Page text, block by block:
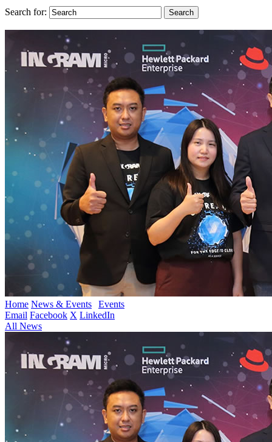
Search for:
Home News & Events
Events
Email Facebook X LinkedIn
All News